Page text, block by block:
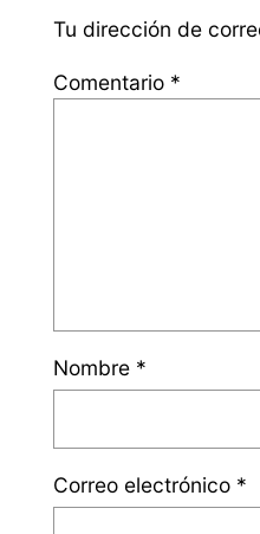
Tu dirección de
Comentario *
Nombre *
Correo electrónico *